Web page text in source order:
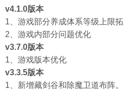
v4.1.0版本
1、游戏部分养成体系等级上限
2、游戏内部分问题优化
v3.7.0版本
1、游戏版本优化
v3.3.5版本
1、新增藏剑谷和除魔卫道布阵。